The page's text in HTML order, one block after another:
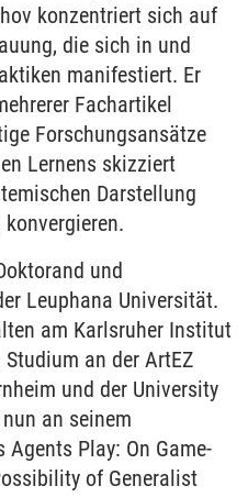
konzentriert sich auf
die sich in und
manifestiert. Er
Fachartikel
Forschungsansätze
Lernens skizziert
Darstellung
konvergieren.
und
Leuphana Universität.
am Karlsruher Institut
an der ArtEZ
und der University
an seinem
Agents Play: On Game-
of Generalist